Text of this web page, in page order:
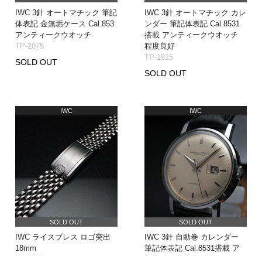
IWC 3針 オートマチック 筆記
体表記 金無垢ケース Cal.853
アンティークウオッチ
TP-2075
SOLD OUT
IWC 3針 オートマチック カレ
ンダー 筆記体表記 Cal.8531
搭載 アンティークウオッチ
程度良好
TP-1915
SOLD OUT
IWC
SOLD OUT
IWC ライスブレス ロゴ突出
18mm
IWC
SOLD OUT
IWC 3針 自動巻 カレンダー
筆記体表記 Cal.8531搭載 ア